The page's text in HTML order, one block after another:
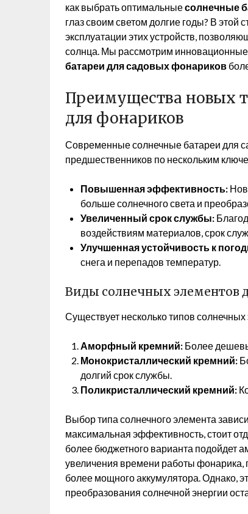
как выбрать оптимальныесолнечные
глаз своим светом долгие годы? В
эксплуатации этих устройств,
солнца. Мы рассмотрим
батареи для садовых фонариков
Преимущества новых
для фонариков
Современные солнечные батареи для
предшественников по нескольким
Повышенная эффективность:
больше солнечного света и
Увеличенный срок службы:
воздействиям материалов, срок
Улучшенная устойчивость к
снега и перепадов температур.
Виды солнечных элементов
Существует несколько типов
Аморфный кремний: Более
Монокристаллический кремний:
долгий срок службы.
Поликристаллический кремний:
Выбор типа солнечного элемента
максимальная эффективность, стоит
более бюджетного варианта подойдет
увеличения времени работы
более мощного аккумулятора. Однако,
преобразования солнечной энергии